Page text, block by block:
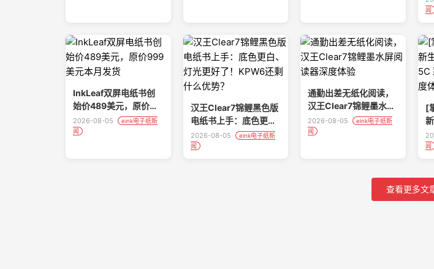
闻
InkLeaf双屏电纸书创
始价489美元，原价
999美元本月发货
2026-08-05
eink电子纸新
闻
汉王Clear7锦鲤黑色版
电纸书上手：底色更
白、灯光更好了！
KPW6还剩什么优势？
2026-08-05
eink电子纸新
闻
通勤出差无纸化阅读，
汉王Clear7锦鲤墨水屏
阅读器深度体验
2026-08-05
eink电子纸新
闻
[
闻
查看更多文